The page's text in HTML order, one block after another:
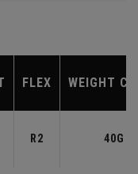
FLEX WEIGHT
R2 40G